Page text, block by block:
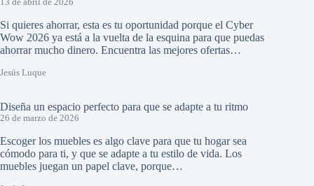
13 de abril de 2026
Si quieres ahorrar, esta es tu oportunidad porque el Cyber
Wow 2026 ya está a la vuelta de la esquina para que puedas
ahorrar mucho dinero. Encuentra las mejores ofertas…
Jesús Luque
Diseña un espacio perfecto para que se adapte a tu ritmo
26 de marzo de 2026
Escoger los muebles es algo clave para que tu hogar sea
cómodo para ti, y que se adapte a tu estilo de vida. Los
muebles juegan un papel clave, porque…